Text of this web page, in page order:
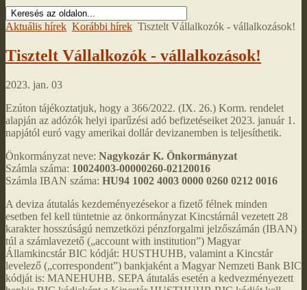
Aktuális hírek Korábbi hírek Tisztelt Vállalkozók - vállalkozások!
Tisztelt Vállalkozók - vállalkozások!
2023. jan. 03
Ezúton tájékoztatjuk, hogy a 366/2022. (IX. 26.) Korm. rendelet
alapján az adózók helyi iparűzési adó befizetéseiket 2023. január 1.
napjától euró vagy amerikai dollár devizanemben is teljesíthetik.
Önkormányzat neve: Nagykozár K. Önkormányzat
Számla száma: 10024003-00000260-02120016
Számla IBAN száma: HU94 1002 4003 0000 0260 0212 0016
A deviza átutalás kezdeményezésekor a fizető félnek minden
esetben fel kell tüntetnie az önkormányzat Kincstárnál vezetett 28
karakter hosszúságú nemzetközi pénzforgalmi jelzőszámán (IBAN)
túl a számlavezető („account with institution”) Magyar
Államkincstár BIC kódját: HUSTHUHB, valamint a Kincstár
levelező („correspondent”) bankjaként a Magyar Nemzeti Bank BIC
kódját is: MANEHUHB. SEPA átutalás esetén a kedvezményezett